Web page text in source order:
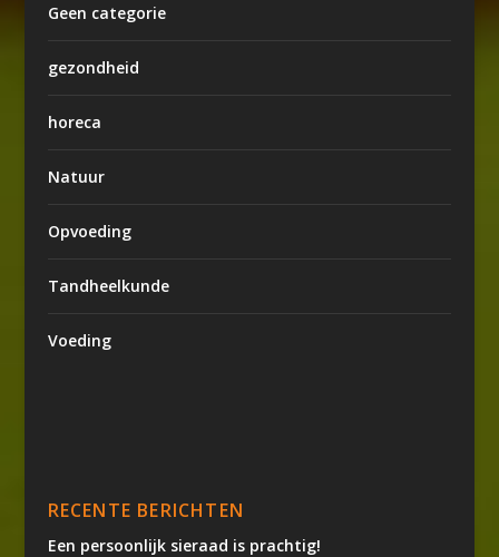
Geen categorie
gezondheid
horeca
Natuur
Opvoeding
Tandheelkunde
Voeding
RECENTE BERICHTEN
Een persoonlijk sieraad is prachtig!